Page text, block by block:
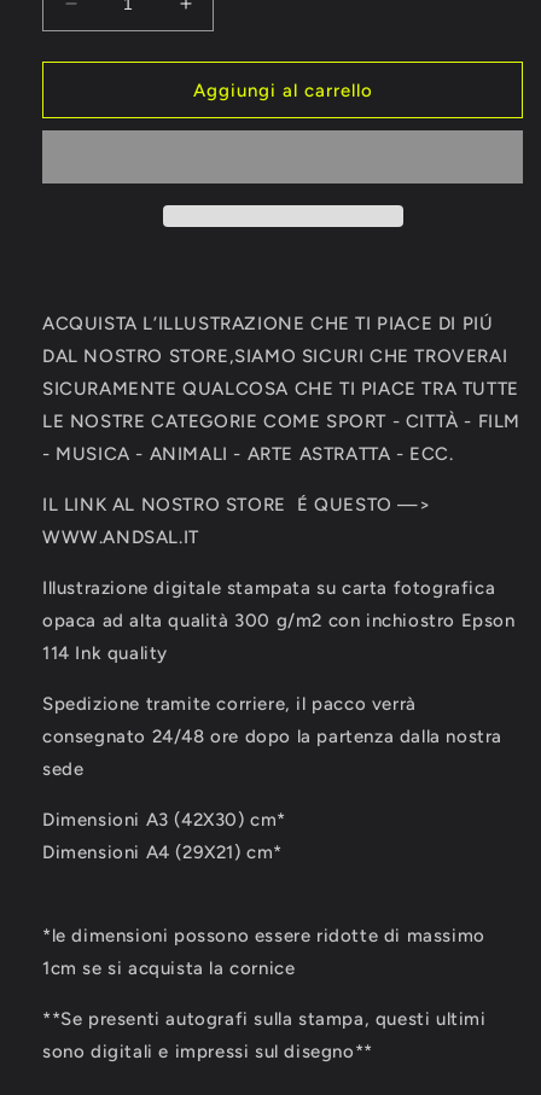
Diminuisci
quantità
per
Baggio
1994
Series
Aumenta
quantità
per
Roberto
Baggio
1994
Series
Aggiungi al carrello
ACQUISTA L’ILLUSTRAZIONE CHE TI PIACE DI PIÚ
DAL NOSTRO STORE,SIAMO SICURI CHE TROVERAI
SICURAMENTE QUALCOSA CHE TI PIACE TRA TUTTE
LE NOSTRE CATEGORIE COME SPORT - CITTÀ - FILM
- MUSICA - ANIMALI - ARTE ASTRATTA - ECC.
IL LINK AL NOSTRO STORE É QUESTO —>
WWW.ANDSAL.IT
Illustrazione digitale stampata su carta fotografica
opaca ad alta qualità 300 g/m2 con inchiostro Epson
114 Ink quality
Spedizione tramite corriere, il pacco verrà
consegnato 24/48 ore dopo la partenza dalla nostra
sede
Dimensioni A3 (42X30) cm*
Dimensioni A4 (29X21) cm*
*le dimensioni possono essere ridotte di massimo
1cm se si acquista la cornice
**Se presenti autografi sulla stampa, questi ultimi
sono digitali e impressi sul disegno**